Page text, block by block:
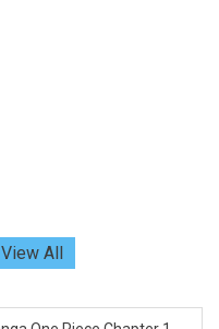
View All